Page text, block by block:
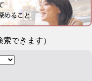
できます）